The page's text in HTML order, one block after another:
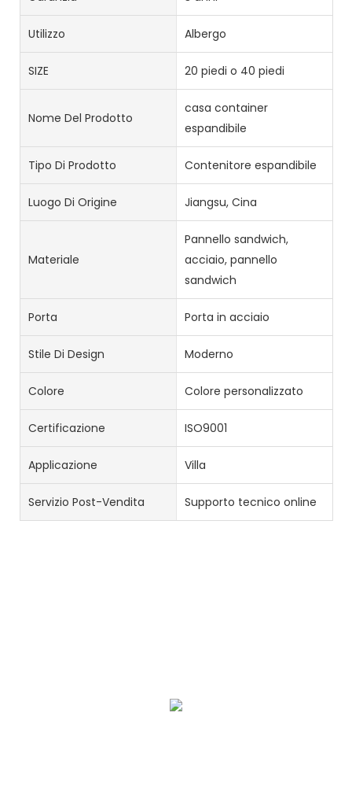
Utilizzo Albergo
SIZE 20 piedi o 40 piedi
Nome Del Prodotto
casa container
espandibile
Tipo Di Prodotto Contenitore espandibile
Luogo Di Origine Jiangsu, Cina
Materiale
Pannello sandwich,
acciaio, pannello
sandwich
Porta Porta in acciaio
Stile Di Design Moderno
Colore Colore personalizzato
Certificazione ISO9001
Applicazione Villa
Servizio Post-Vendita Supporto tecnico online